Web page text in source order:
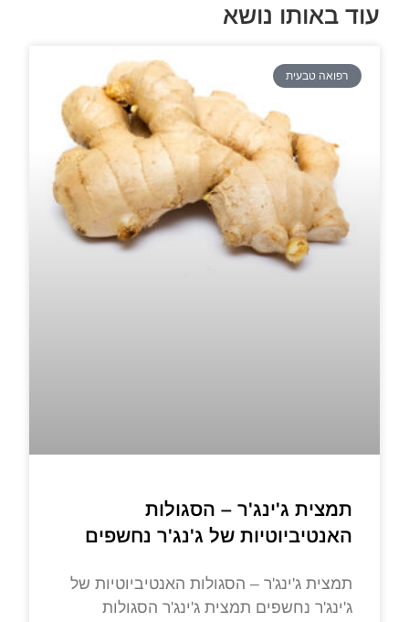
עוד באותו נושא
רפואה טבעית
תמצית ג'ינג'ר – הסגולות
האנטיביוטיות של ג'נג'ר נחשפים
תמצית ג'ינג'ר – הסגולות האנטיביוטיות של
ג'ינג'ר נחשפים תמצית ג'ינג'ר הסגולות